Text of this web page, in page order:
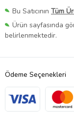
Bu Satıcının Tüm
Ürün sayfasında
belirlenmektedir.
Ödeme Seçenekleri